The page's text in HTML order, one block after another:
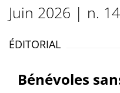
Juin 2026 | n.
ÉDITORIAL
Bénévoles